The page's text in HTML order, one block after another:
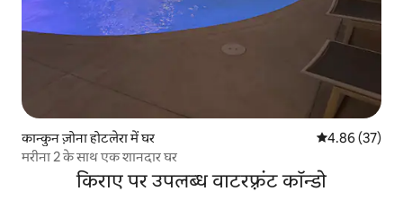
कान्कुन ज़ोना होटलेरा में घर औसत रेटिंग 5 में
4.86 (37)
मरीना 2 के साथ एक शानदार घर
किराए पर उपलब्ध वाटरफ़्रंट कॉन्डो